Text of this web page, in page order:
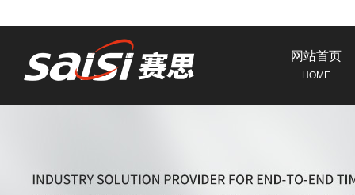
网站首页
HOME